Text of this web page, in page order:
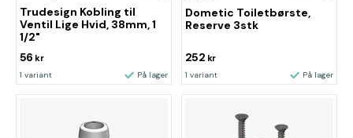
Trudesign Kobling til
Ventil Lige Hvid, 38mm, 1
1/2"
56 kr
1 variant På lager
Dometic Toiletbørste,
Reserve 3stk
252 kr
1 variant På lager